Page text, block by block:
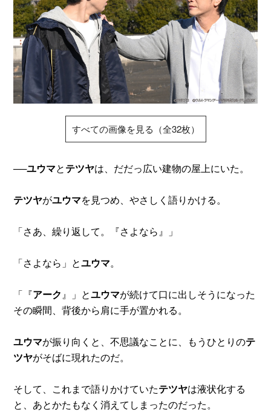
すべての画像を見る（全32枚）
──ユウマとテツヤは、だだっ広い建物の屋上にいた。
テツヤがユウマを見つめ、やさしく語りかける。
「さあ、繰り返して。『さよなら』」
「さよなら」とユウマ。
「『アーク』」とユウマが続けて口に出しそうになった
その瞬間、背後から肩に手が置かれる。
ユウマが振り向くと、不思議なことに、もうひとりのテ
ツヤがそばに現れたのだ。
そして、これまで語りかけていたテツヤは液状化する
と、あとかたもなく消えてしまったのだった。